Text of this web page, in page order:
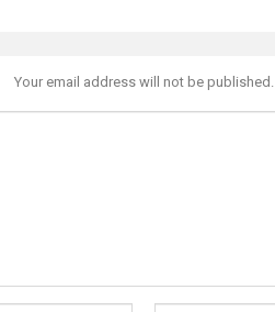
Your email address will not be published.